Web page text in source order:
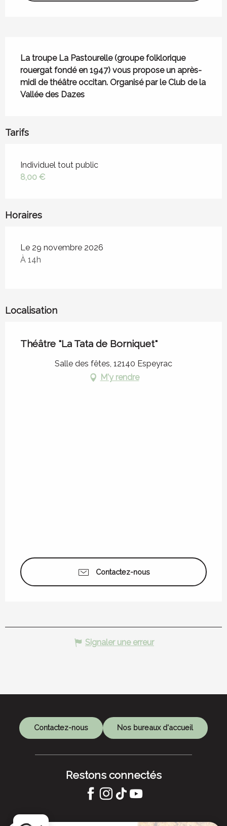
La troupe La Pastourelle (groupe folklorique
rouergat fondé en 1947) vous propose un après-
midi de théâtre occitan. Organisé par le Club de la
Vallée des Dazes
Tarifs
Tarifs 2026
Individuel tout public
8,00 €
Horaires
Le 29 novembre 2026
À 14h
Localisation
Théâtre "La Tata de Borniquet"
Salle des fêtes, 12140 Espeyrac
M'y rendre
Contactez-nous
Signaler une erreur
Contactez-nous Nos bureaux d'accueil
Restons connectés